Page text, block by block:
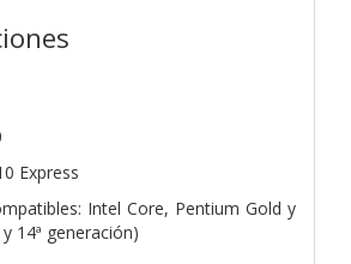
Express
Intel Core, Pentium Gold y
14ª generación)